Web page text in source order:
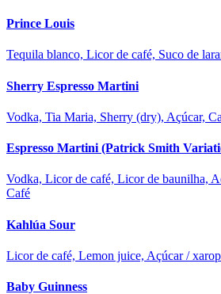
Prince Louis
Tequila blanco, Licor de café, Suco de
Sherry Espresso Martini
Vodka, Tia Maria, Sherry (dry), Açúcar,
Espresso Martini (Patrick Smith
Vodka, Licor de café, Licor de baunilha,
Café
Kahlúa Sour
Licor de café, Lemon juice, Açúcar /
Baby Guinness